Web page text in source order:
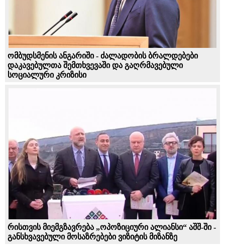
ომბუდსმენის ანგარიში - ძალადობის ბრალდებები
დაკავებულთა შემთხვევაში და გაღრმავებული
სოციალური კრიზისი
რისთვის მიემგზავრება „ოპოზიციური ალიანსი“ აშშ-ში -
განსხვავებული მოსაზრებები ვიზიტის მიზანზე